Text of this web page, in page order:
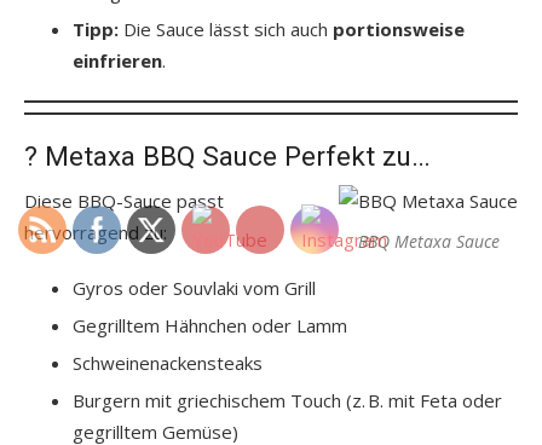
Tipp: Die Sauce lässt sich auch portionsweise
einfrieren.
?️ Metaxa BBQ Sauce Perfekt zu…
BBQ Metaxa Sauce
Diese BBQ-Sauce passt
hervorragend zu:
Gyros oder Souvlaki vom Grill
Gegrilltem Hähnchen oder Lamm
Schweinenackensteaks
Burgern mit griechischem Touch (z. B. mit Feta oder
gegrilltem Gemüse)